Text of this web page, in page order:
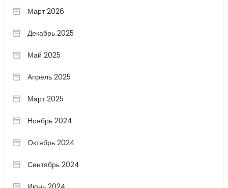
Март 2026
Декабрь 2025
Май 2025
Апрель 2025
Март 2025
Ноябрь 2024
Октябрь 2024
Сентябрь 2024